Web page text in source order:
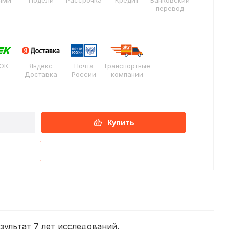
перевод
Яндекс
Доставка
Почта
России
Транспортные
компании
Купить
7 лет исследований.